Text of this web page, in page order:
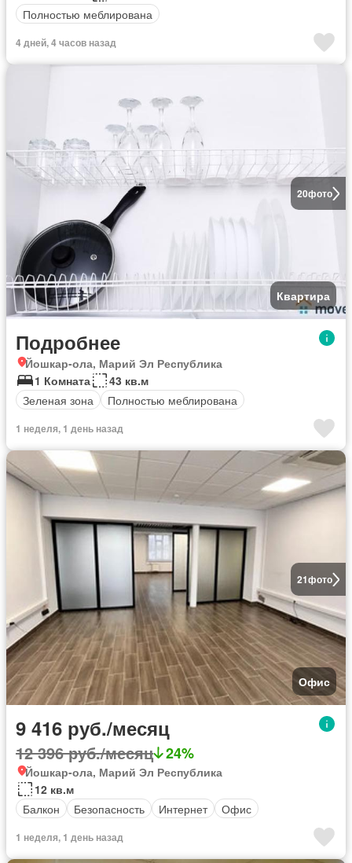
Полностью меблирована
4 дней, 4 часов назад
20фото
Квартира
Подробнее
Йошкар-ола, Марий Эл Республика
1 Комната
43 кв.м
Зеленая зона
Полностью меблирована
1 неделя, 1 день назад
21фото
Офис
9 416 руб./месяц
12 396 руб./месяц 24%
Йошкар-ола, Марий Эл Республика
12 кв.м
Балкон
Безопасность Интернет Офис
1 неделя, 1 день назад